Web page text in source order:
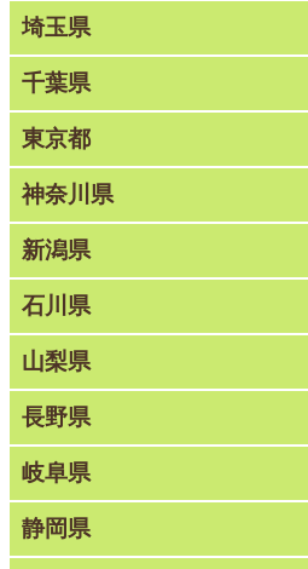
埼玉県
千葉県
東京都
神奈川県
新潟県
石川県
山梨県
長野県
岐阜県
静岡県